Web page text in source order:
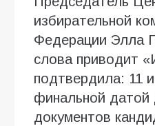
избирательной
Федерации Элла
слова приводит
подтвердила: 11
финальной датой
документов